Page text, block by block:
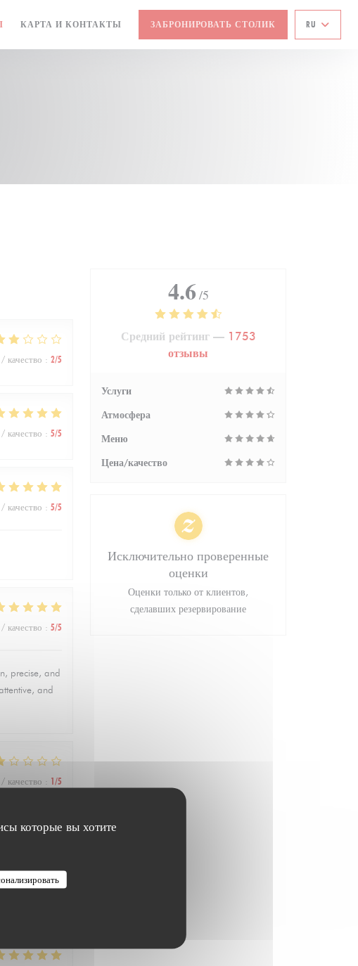
которые вы хотите
КАРТА И КОНТАКТЫ ЗАБРОНИРОВАТЬ СТОЛИК RU
качество : 2/5
качество : 5/5
качество : 5/5
качество : 5/5
precise, and
and
качество : 1/5
4.6 /5
Средний рейтинг — 1753
отзывы
Услуги
Атмосфера
Меню
Цена/качество
Исключительно проверенные
оценки
Оценки только от клиентов,
сделавших резервирование